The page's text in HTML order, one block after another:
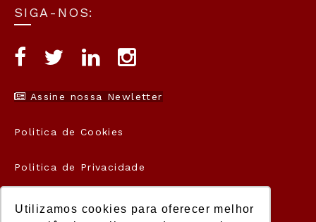
Utilizamos cookies para oferecer melhor
SIGA-NOS:
Assine nossa Newletter
Politica de Cookies
Politica de Privacidade
Termos de Uso